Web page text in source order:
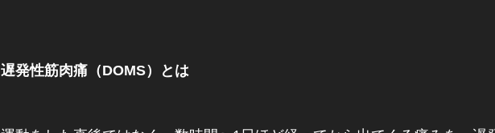
遅発性筋肉痛（DOMS）とは